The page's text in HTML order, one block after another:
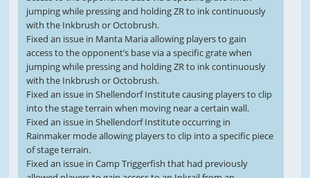
jumping while pressing and holding ZR to ink continuously
with the Inkbrush or Octobrush.
Fixed an issue in Manta Maria allowing players to gain
access to the opponent’s base via a specific grate when
jumping while pressing and holding ZR to ink continuously
with the Inkbrush or Octobrush.
Fixed an issue in Shellendorf Institute causing players to clip
into the stage terrain when moving near a certain wall.
Fixed an issue in Shellendorf Institute occurring in
Rainmaker mode allowing players to clip into a specific piece
of stage terrain.
Fixed an issue in Camp Triggerfish that had previously